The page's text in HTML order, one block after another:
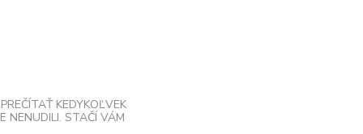
KEDYKOĽVEK
NENUDILI. STAČÍ VÁM